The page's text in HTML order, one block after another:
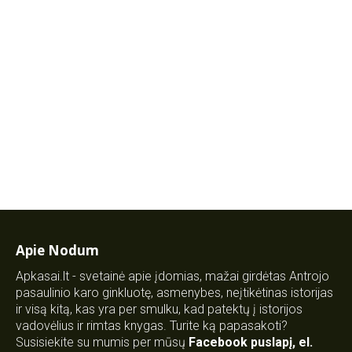
Apie Nodum
Apkasai.lt - svetainė apie įdomias, mažai girdėtas Antrojo
pasaulinio karo ginkluotę, asmenybes, neįtikėtinas istorijas
ir visą kitą, kas yra per smulku, kad patektų į istorijos
vadovėlius ir rimtas knygas. Turite ką papasakoti?
Susisiekite su mumis per mūsų Facebook puslapį, el.